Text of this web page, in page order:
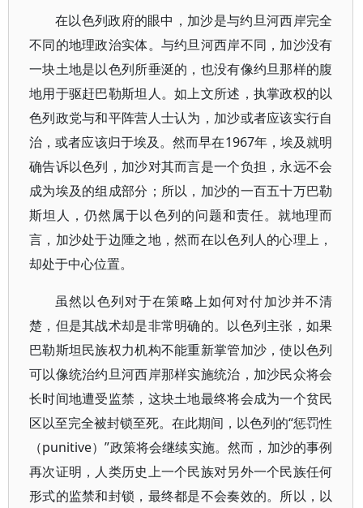
在以色列政府的眼中，加沙是与约旦河西岸完全
不同的地理政治实体。与约旦河西岸不同，加沙没有
一块土地是以色列所垂涎的，也没有像约旦那样的腹
地用于驱赶巴勒斯坦人。如上文所述，执掌政权的以
色列政党与和平阵营人士认为，加沙或者应该实行自
治，或者应该归于埃及。然而早在1967年，埃及就明
确告诉以色列，加沙对其而言是一个负担，永远不会
成为埃及的组成部分；所以，加沙的一百五十万巴勒
斯坦人，仍然属于以色列的问题和责任。就地理而
言，加沙处于边陲之地，然而在以色列人的心理上，
却处于中心位置。
虽然以色列对于在策略上如何对付加沙并不清
楚，但是其战术却是非常明确的。以色列主张，如果
巴勒斯坦民族权力机构不能重新掌管加沙，使以色列
可以像统治约旦河西岸那样实施统治，加沙民众将会
长时间地遭受监禁，这块土地最终将会成为一个贫民
区以至完全被封锁至死。在此期间，以色列的“惩罚性
（punitive）”政策将会继续实施。然而，加沙的事例
再次证明，人类历史上一个民族对另外一个民族任何
形式的监禁和封锁，最终都是不会奏效的。所以，以